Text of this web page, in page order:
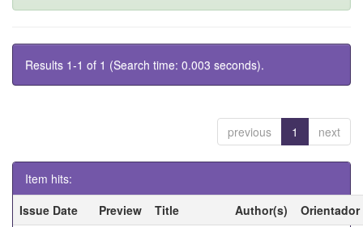
Results 1-1 of 1 (Search time: 0.003 seconds).
previous 1 next
Item hits:
Issue Date
Preview Title Author(s)
Orientador